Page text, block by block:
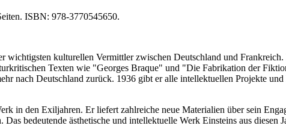
ISBN: 978-3770545650.
wichtigsten kulturellen Vermittler zwischen Deutschland und
Texten wie "Georges Braque" und "Die Fabrikation der
nach Deutschland zurück. 1936 gibt er alle intellektuellen Projekte
in den Exiljahren. Er liefert zahlreiche neue Materialien über sein
bedeutende ästhetische und intellektuelle Werk Einsteins aus